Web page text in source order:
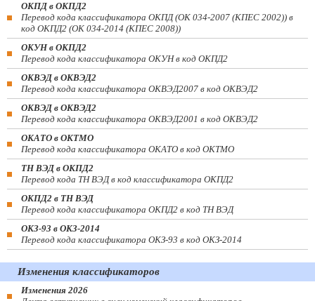
ОКПД в ОКПД2
Перевод кода классификатора ОКПД (ОК 034-2007 (КПЕС 2002)) в
код ОКПД2 (ОК 034-2014 (КПЕС 2008))
ОКУН в ОКПД2
Перевод кода классификатора ОКУН в код ОКПД2
ОКВЭД в ОКВЭД2
Перевод кода классификатора ОКВЭД2007 в код ОКВЭД2
ОКВЭД в ОКВЭД2
Перевод кода классификатора ОКВЭД2001 в код ОКВЭД2
ОКАТО в ОКТМО
Перевод кода классификатора ОКАТО в код ОКТМО
ТН ВЭД в ОКПД2
Перевод кода ТН ВЭД в код классификатора ОКПД2
ОКПД2 в ТН ВЭД
Перевод кода классификатора ОКПД2 в код ТН ВЭД
ОКЗ-93 в ОКЗ-2014
Перевод кода классификатора ОКЗ-93 в код ОКЗ-2014
Изменения классификаторов
Изменения 2026